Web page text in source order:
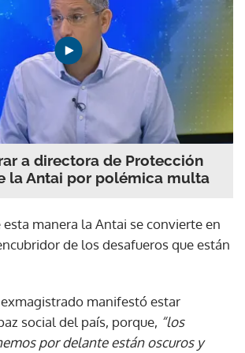
a directora de Protección
la Antai por polémica multa
esta manera la Antai se convierte en
de los desafueros que están
manifestó estar
social del país, porque, “los
por delante están oscuros y